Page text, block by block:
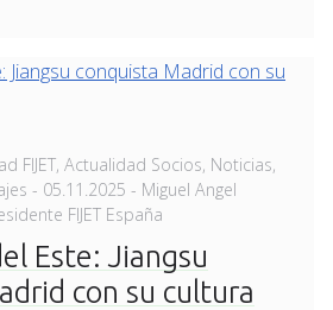
FIJET, Actualidad Socios, Noticias,
- Posted
on
05.11.2025 - Miguel Angel
FIJET España
Este: Jiangsu
con su cultura